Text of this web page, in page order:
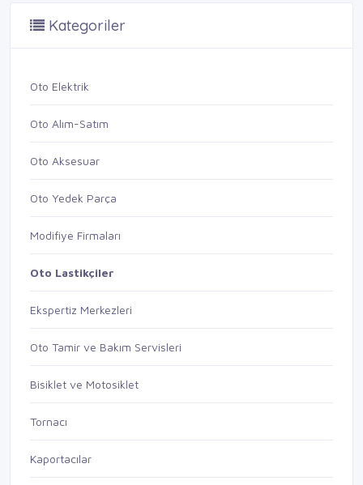
Kategoriler
Oto Elektrik
Oto Alım-Satım
Oto Aksesuar
Oto Yedek Parça
Modifiye Firmaları
Oto Lastikçiler
Ekspertiz Merkezleri
Oto Tamir ve Bakım Servisleri
Bisiklet ve Motosiklet
Tornacı
Kaportacılar